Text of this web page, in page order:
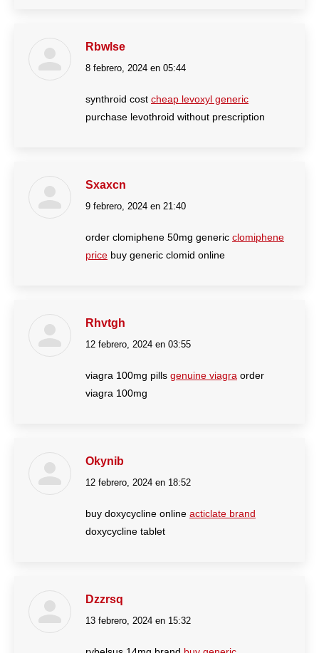
Rbwlse
dice:
8 febrero, 2024 en 05:44
synthroid cost cheap levoxyl generic
purchase levothroid without prescription
Sxaxcn
dice:
9 febrero, 2024 en 21:40
order clomiphene 50mg generic clomiphene
price buy generic clomid online
Rhvtgh
dice:
12 febrero, 2024 en 03:55
viagra 100mg pills genuine viagra order
viagra 100mg
Okynib
dice:
12 febrero, 2024 en 18:52
buy doxycycline online acticlate brand
doxycycline tablet
Dzzrsq
dice:
13 febrero, 2024 en 15:32